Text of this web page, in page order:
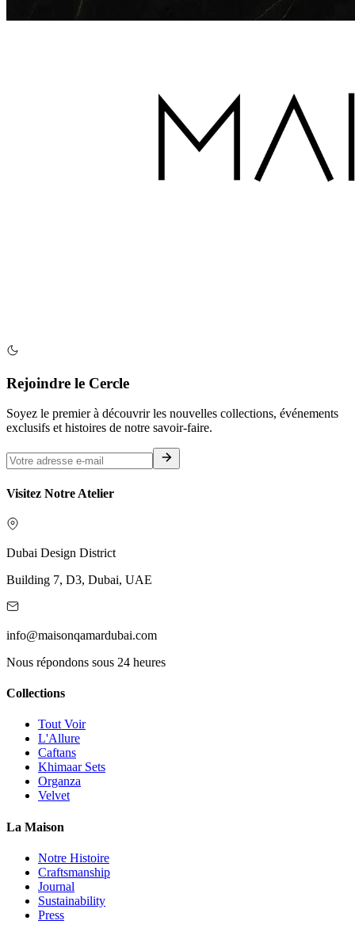
Rejoindre le Cercle
Soyez le premier à découvrir les nouvelles collections, événements
exclusifs et histoires de notre savoir-faire.
Visitez Notre Atelier
Dubai Design District
Building 7, D3, Dubai, UAE
info@maisonqamardubai.com
Nous répondons sous 24 heures
Collections
Tout Voir
L'Allure
Caftans
Khimaar Sets
Organza
Velvet
La Maison
Notre Histoire
Craftsmanship
Journal
Sustainability
Press